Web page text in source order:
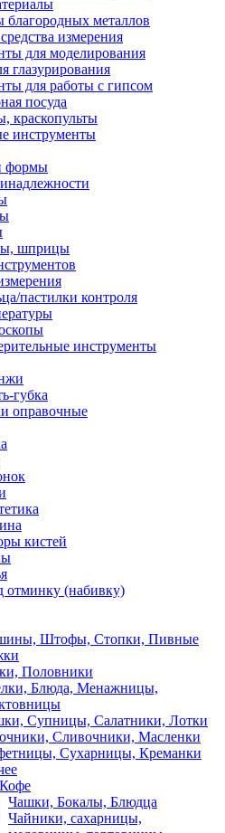
благородных металлов
измерения
для моделирования
глазурирования
для работы с гипсом
посуда
краскопульты
инструменты
формы
шприцы
пастилки контроля
инструменты
губка
оправочные
кистей
отминку (набивку)
Штофы, Стопки, Пивные
Половники
Блюда, Менажницы,
Супницы, Салатники, Лотки
Сливочники, Масленки
Сухарницы, Креманки
Чашки, Бокалы, Блюдца
Чайники, сахарницы,